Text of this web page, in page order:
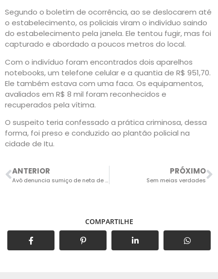
Segundo o boletim de ocorrência, ao se deslocarem até
o estabelecimento, os policiais viram o indivíduo saindo
do estabelecimento pela janela. Ele tentou fugir, mas foi
capturado e abordado a poucos metros do local.
Com o indivíduo foram encontrados dois aparelhos
notebooks, um telefone celular e a quantia de R$ 951,70.
Ele também estava com uma faca. Os equipamentos,
avaliados em R$ 8 mil foram reconhecidos e
recuperados pela vítima.
O suspeito teria confessado a prática criminosa, dessa
forma, foi preso e conduzido ao plantão policial na
cidade de Itu.
ANTERIOR
Avô denuncia sumiço de neta de 12 anos
PRÓXIMO
Sem meias verdades
COMPARTILHE